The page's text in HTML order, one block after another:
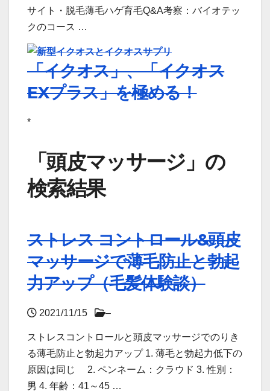
サイト・脱毛薄毛ハゲ育毛Q&A考察：バイオテッ
クのコース …
「イクオス」、「イクオス
EXプラス」を極める！
*
「頭皮マッサージ」の
検索結果
ストレス コントロール&頭皮
マッサージで薄毛防止と勃起
力アップ（毛髪体験談）
2021/11/15 –
ストレスコントロールと頭皮マッサージでのりき
る薄毛防止と勃起力アップ 1. 薄毛と勃起力低下の
原因は同じ 2. ペンネーム：クラウド 3. 性別：
男 4. 年齢：41～45 …